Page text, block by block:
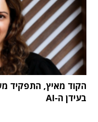
הקוד מאיץ, התפקיד
בעידן ה-AI